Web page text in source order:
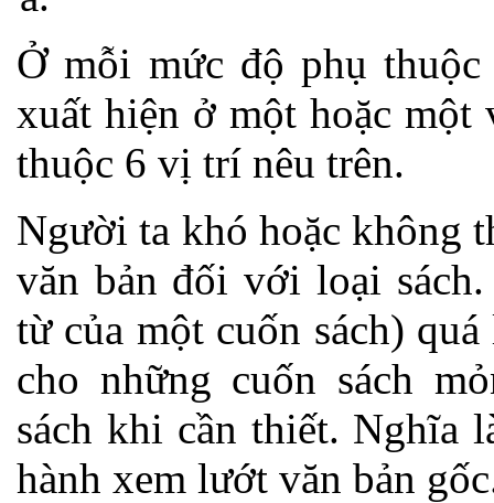
Ở mỗi mức độ phụ
xuất hiện ở một hoặc
thuộc 6 vị trí nêu trên.
Người ta khó hoặc không
văn bản đối với loại
từ của một cuốn sách)
cho những cuốn sách
sách khi cần thiết. Nghĩa
hành xem lướt văn bản